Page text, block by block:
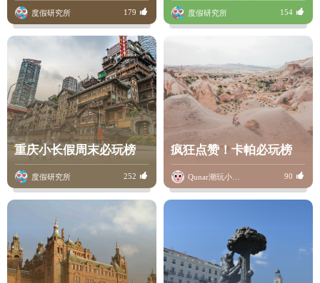
度假研究所 179 度假研究所 154
重庆小长假周末必玩榜
度假研究所 252
疯狂点赞！卡帕必玩榜
90